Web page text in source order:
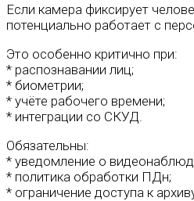
Если камера фиксирует
потенциально работает с
Это особенно критично при:
* распознавании лиц;
* биометрии;
* учёте рабочего времени;
* интеграции со СКУД.
Обязательны:
* уведомление о
* политика обработки ПДн;
* ограничение доступа к